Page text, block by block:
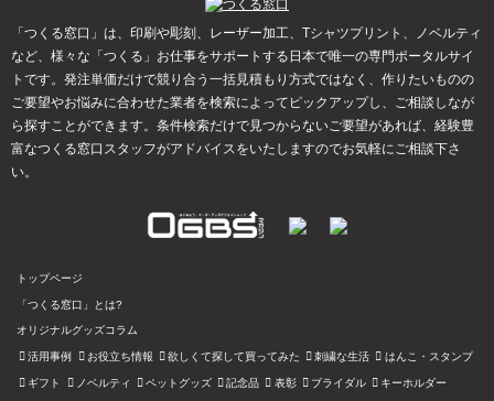
「つくる窓口」は、印刷や彫刻、レーザー加工、Tシャツプリント、ノベルティ
など、様々な「つくる」お仕事をサポートする日本で唯一の専門ポータルサイ
トです。発注単価だけで競り合う一括見積もり方式ではなく、作りたいものの
ご要望やお悩みに合わせた業者を検索によってピックアップし、ご相談しなが
ら探すことができます。条件検索だけで見つからないご要望があれば、経験豊
富なつくる窓口スタッフがアドバイスをいたしますのでお気軽にご相談下さ
い。
トップページ
「つくる窓口」とは?
オリジナルグッズコラム
活用事例 お役立ち情報 欲しくて探して買ってみた 刺繍な生活 はんこ・スタンプ
ギフト ノベルティ ペットグッズ 記念品 表彰 ブライダル キーホルダー